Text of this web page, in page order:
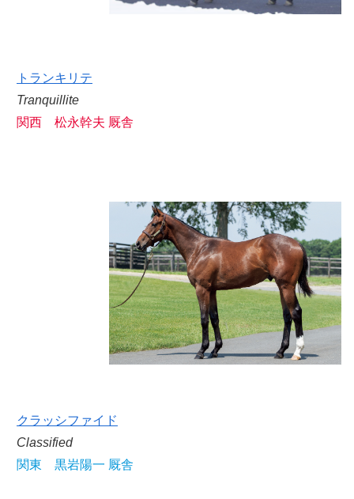
トランキリテ
Tranquillite
関西 松永幹夫 厩舎
クラッシファイド
Classified
関東 黒岩陽一 厩舎